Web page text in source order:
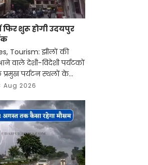
शुरू होगी उदयपुर
Tourism: झीलों की
वाले देशी-विदेशी पर्यटकों
पर्यटन स्थलों के
समृद्ध सांस्कृतिक विरासत,
Aug 2026